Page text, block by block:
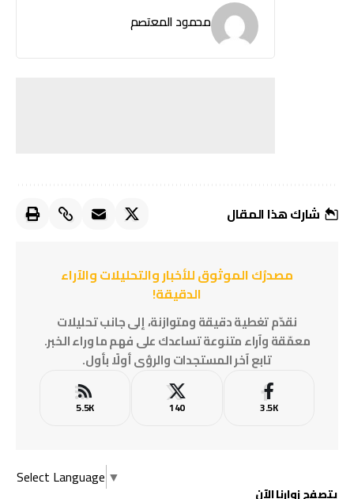
محمود المعتصم
شارك هذا المقال
مصدرُك الموثوق للأخبار والتحليلات والآراء
الدقيقة!
نقدّم تغطية دقيقة ومتوازنة، إلى جانب تحليلات
معمّقة وآراء متنوعة تساعدك على فهم ما وراء الخبر.
تابع آخر المستجدات والرؤى أولًا بأول.
3.5K
140
5.5K
Select Language ▼
يتصفح زوارنا الآن